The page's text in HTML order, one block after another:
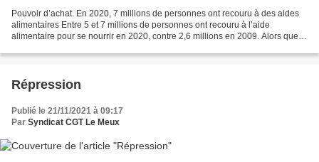
Pouvoir d’achat. En 2020, 7 millions de personnes ont recouru à des aides
alimentaires Entre 5 et 7 millions de personnes ont recouru à l’aide
alimentaire pour se nourrir en 2020, contre 2,6 millions en 2009. Alors que
Répression
Publié le 21/11/2021 à 09:17
Par Syndicat CGT Le Meux